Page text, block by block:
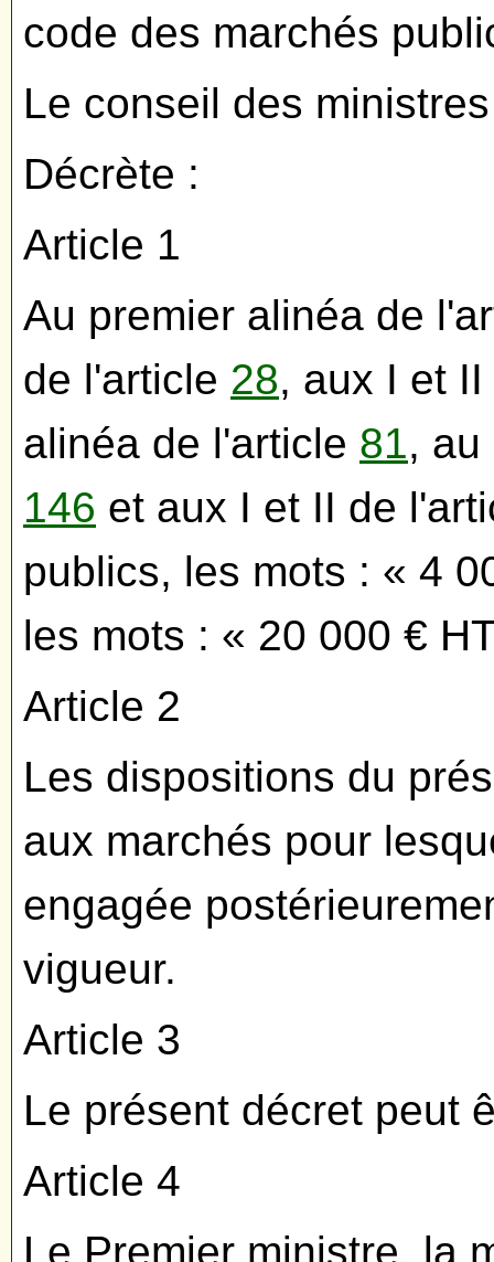
code des marchés
Le conseil des
Décrète :
Article 1
Au premier alinéa de
de l'article 28, aux I et
alinéa de l'article 81, au
146 et aux I et II de
publics, les mots : « 4
les mots : « 20 000 €
Article 2
Les dispositions du
aux marchés pour
engagée
vigueur.
Article 3
Le présent décret peut
Article 4
Le Premier ministre, la